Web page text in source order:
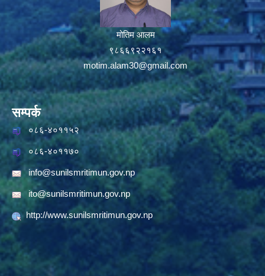
मोतिम आलम
९८६६९२२१६१
motim.alam30@gmail.com
सम्पर्क
०८६-४०११५२
०८६-४०११७०
info@sunilsmritimun.gov.np
ito@sunilsmritimun.gov.np
http://www.sunilsmritimun.gov.np